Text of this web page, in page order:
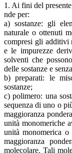
1. Ai fini del
nde per:
a) sostanze: gli
naturale o ottenuti
compresi gli additivi
e le impurezze
solventi che
delle sostanze e
b) preparati: le
sostanze;
c) polimero: una
sequenza di uno o
maggioranza
unità monomeriche
unità monomerica
maggioranza
molecolare. Tali